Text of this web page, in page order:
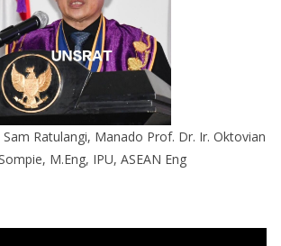
Ratulangi, Manado Prof. Dr. Ir. Oktovian
M.Eng, IPU, ASEAN Eng